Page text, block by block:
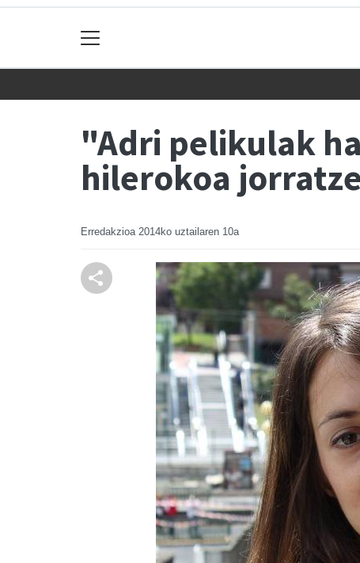
"Adri pelikulak
hilerokoa
Erredakzioa 2014ko uztailaren 10a